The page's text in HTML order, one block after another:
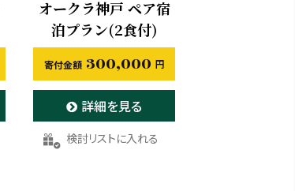
オークラ神戸 ペア宿
泊プラン(2食付)
300,000
詳細を見る
お気に入りに登録する